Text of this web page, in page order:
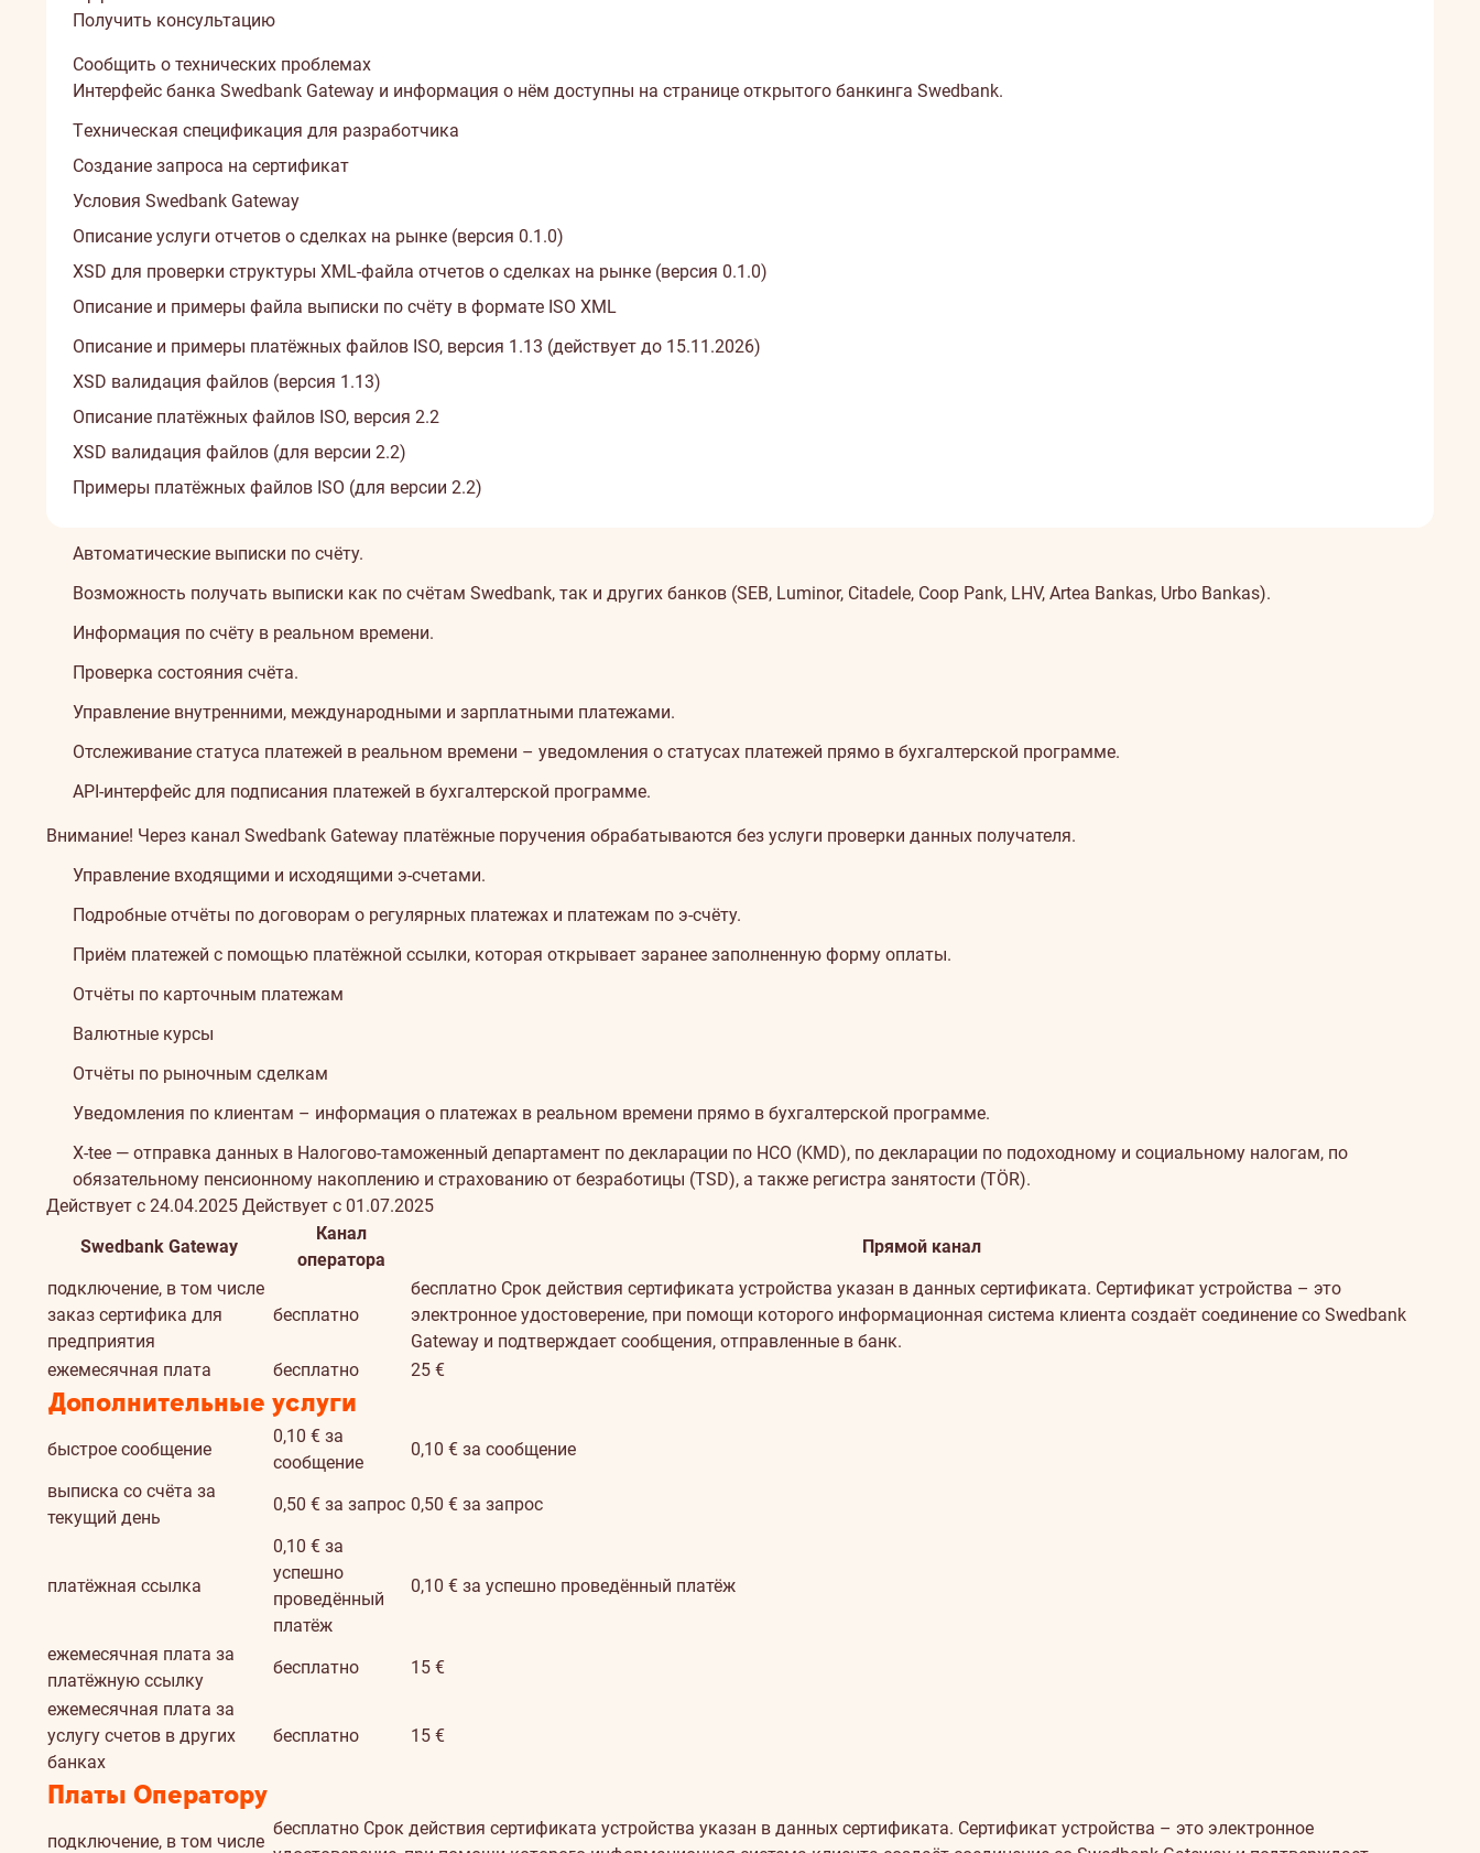
Получить консультацию
Сообщить о технических проблемах
Интерфейс банка Swedbank Gateway и информация о нём доступны на странице открытого банкинга Swedbank.
Tехническая спецификация для разработчика
Создание запроса на сертификат
Условия Swedbank Gateway
Описание услуги отчетов о сделках на рынке (версия 0.1.0)
XSD для проверки структуры XML-файла отчетов о сделках на рынке (версия 0.1.0)
Описание и примеры файла выписки по счёту в формате ISO XML
Описание и примеры платёжных файлов ISO, версия 1.13 (действует до 15.11.2026)
XSD валидация файлов (версия 1.13)
Описание платёжных файлов ISO, версия 2.2
XSD валидация файлов (для версии 2.2)
Примеры платёжных файлов ISO (для версии 2.2)
Автоматические выписки по счёту.
Возможность получать выписки как по счётам Swedbank, так и других банков (SEB, Luminor, Citadele, Coop Pank, LHV, Artea Bankas, Urbo Bankas).
Информация по счёту в реальном времени.
Проверка состояния счёта.
Управление внутренними, международными и зарплатными платежами.
Отслеживание статуса платежей в реальном времени – уведомления о статусах платежей прямо в бухгалтерской программе.
API-интерфейс для подписания платежей в бухгалтерской программе.
Внимание! Через канал Swedbank Gateway платёжные поручения обрабатываются без услуги проверки данных получателя.
Управление входящими и исходящими э-счетами.
Подробные отчёты по договорам о регулярных платежах и платежам по э-счёту.
Приём платежей с помощью платёжной ссылки, которая открывает заранее заполненную форму оплаты.
Отчёты по карточным платежам
Валютные курсы
Отчёты по рыночным сделкам
Уведомления по клиентам – информация о платежах в реальном времени прямо в бухгалтерской программе.
X-tee — отправка данных в Налогово-таможенный департамент по декларации по НСО (KMD), по декларации по подоходному и социальному налогам, по
обязательному пенсионному накоплению и страхованию от безработицы (TSD), а также регистра занятости (TÖR).
Действует с 24.04.2025 Действует с 01.07.2025
Swedbank Gateway
Канал
оператора
Прямой канал
подключение, в том числе
заказ сертифика для
предприятия
бесплатно
бесплатно Cрок действия сертификата устройства указан в данных сертификата. Сертификат устройства – это
электронное удостоверение, при помощи которого информационная система клиента создаёт соединение со Swedbank
Gateway и подтверждает сообщения, отправленные в банк.
ежемесячная плата
бесплатно 25 €
Дополнительные услуги
быстрое сообщение
0,10 € за
сообщение
0,10 € за сообщение
выписка со счёта за
текущий день
0,50 € за запрос 0,50 € за запрос
платёжная ссылка
0,10 € за
успешно
проведённый
платёж
0,10 € за успешно проведённый платёж
ежемесячная плата за
платёжную ссылку
бесплатно
15 €
ежемесячная плата за
услугу счетов в других
банках
бесплатно 15 €
Платы Оператору
подключение, в том числе
бесплатно Cрок действия сертификата устройства указан в данных сертификата. Сертификат устройства – это электронное